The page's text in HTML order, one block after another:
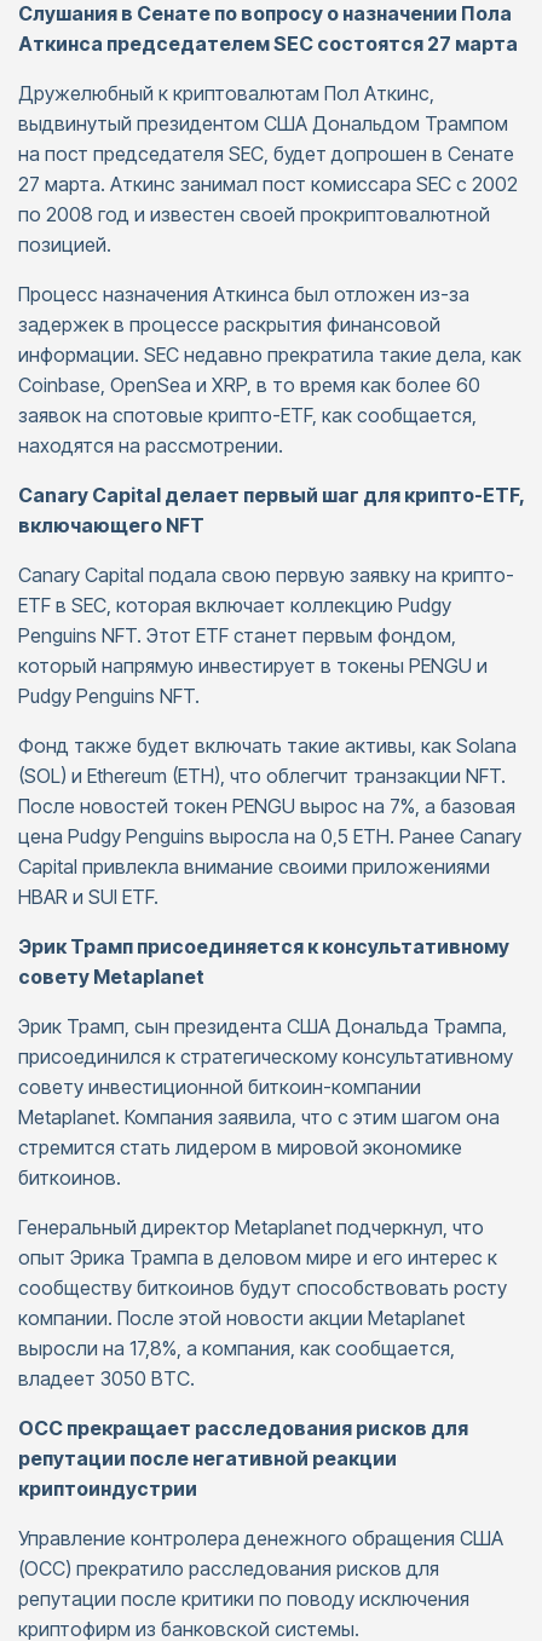
Слушания в Сенате по вопросу о назначении Пола
Аткинса председателем SEC состоятся 27 марта
Дружелюбный к криптовалютам Пол Аткинс,
выдвинутый президентом США Дональдом Трампом
на пост председателя SEC, будет допрошен в Сенате
27 марта. Аткинс занимал пост комиссара SEC с 2002
по 2008 год и известен своей прокриптовалютной
позицией.
Процесс назначения Аткинса был отложен из-за
задержек в процессе раскрытия финансовой
информации. SEC недавно прекратила такие дела, как
Coinbase, OpenSea и XRP, в то время как более 60
заявок на спотовые крипто-ETF, как сообщается,
находятся на рассмотрении.
Canary Capital делает первый шаг для крипто-ETF,
включающего NFT
Canary Capital подала свою первую заявку на крипто-
ETF в SEC, которая включает коллекцию Pudgy
Penguins NFT. Этот ETF станет первым фондом,
который напрямую инвестирует в токены PENGU и
Pudgy Penguins NFT.
Фонд также будет включать такие активы, как Solana
(SOL) и Ethereum (ETH), что облегчит транзакции NFT.
После новостей токен PENGU вырос на 7%, а базовая
цена Pudgy Penguins выросла на 0,5 ETH. Ранее Canary
Capital привлекла внимание своими приложениями
HBAR и SUI ETF.
Эрик Трамп присоединяется к консультативному
совету Metaplanet
Эрик Трамп, сын президента США Дональда Трампа,
присоединился к стратегическому консультативному
совету инвестиционной биткоин-компании
Metaplanet. Компания заявила, что с этим шагом она
стремится стать лидером в мировой экономике
биткоинов.
Генеральный директор Metaplanet подчеркнул, что
опыт Эрика Трампа в деловом мире и его интерес к
сообществу биткоинов будут способствовать росту
компании. После этой новости акции Metaplanet
выросли на 17,8%, а компания, как сообщается,
владеет 3050 BTC.
OCC прекращает расследования рисков для
репутации после негативной реакции
криптоиндустрии
Управление контролера денежного обращения США
(OCC) прекратило расследования рисков для
репутации после критики по поводу исключения
криптофирм из банковской системы.